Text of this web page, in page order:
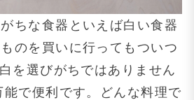
ちな食器といえば白い食器
のを買いに行ってもついつ
を選びがちではありません
能で便利です。どんな料理で